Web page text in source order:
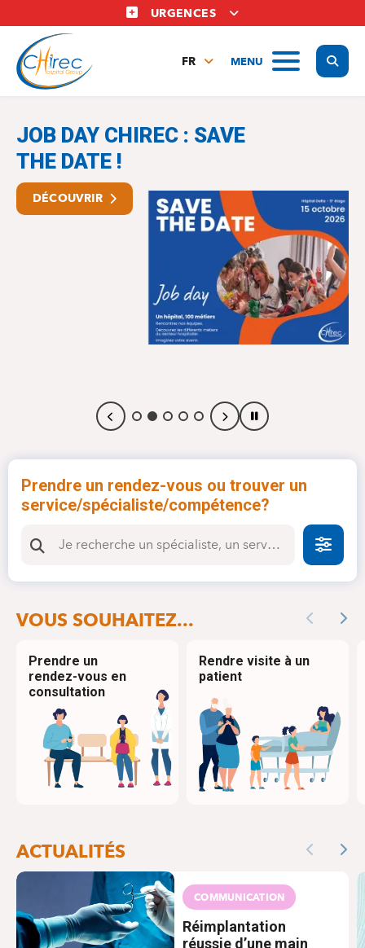
au
contenu
principal
URGENCES
MENU
FR
JOB DAY CHIREC : SAVE
THE DATE !
DÉCOUVRIR
Prendre un rendez-vous ou trouver un
service/spécialiste/compétence?
Faire
VOUS SOUHAITEZ... Previous
Prendre un
rendez-vous en
consultation
Rendre visite à un
patient
ACTUALITÉS Previous
COMMUNICATION
Réimplantation
réussie d’une main